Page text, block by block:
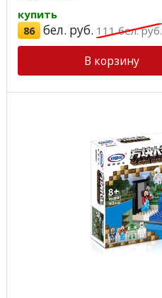
купить
86 бел. руб. 111бел. руб.
В корзину